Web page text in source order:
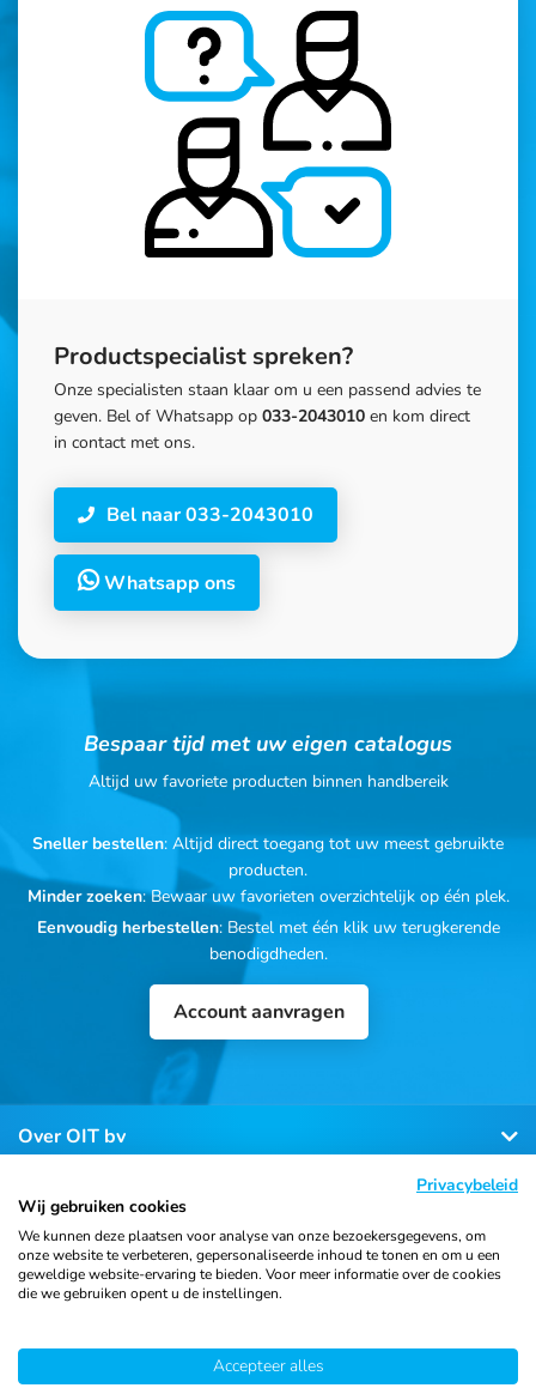
Productspecialist spreken?
Onze specialisten staan klaar om u een passend advies te
geven. Bel of Whatsapp op 033-2043010 en kom direct
in contact met ons.
Bel naar 033-2043010
Whatsapp ons
Bespaar tijd met uw eigen catalogus
Altijd uw favoriete producten binnen handbereik
Sneller bestellen: Altijd direct toegang tot uw meest gebruikte
producten.
Minder zoeken: Bewaar uw favorieten overzichtelijk op één plek.
Eenvoudig herbestellen: Bestel met één klik uw terugkerende
benodigdheden.
Account aanvragen
Over OIT bv
Klantenservice
Contact
Algemene voorwaarden
Privacybeleid
Wij gebruiken cookies
We kunnen deze plaatsen voor analyse van onze bezoekersgegevens, om
onze website te verbeteren, gepersonaliseerde inhoud te tonen en om u een
geweldige website-ervaring te bieden. Voor meer informatie over de cookies
die we gebruiken opent u de instellingen.
Accepteer alles